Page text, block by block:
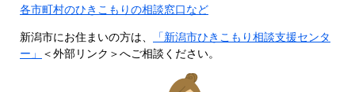
各市町村のひきこもりの相談窓口など
新潟市にお住まいの方は、
「新潟市ひきこもり相談支援センタ
ー」
＜外部リンク＞へご相談ください。